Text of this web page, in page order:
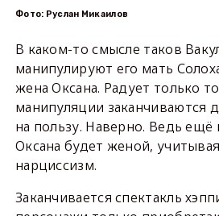
Фото: Руслан Микаилов
В каком-то смысле таков
манипулируют его мать
жена Оксана. Радует только
манипуляции заканчиваются
на пользу. Наверно. Ведь ещё
Оксана будет женой,
нарциссизм.
Заканчивается спектакль